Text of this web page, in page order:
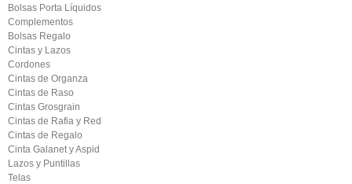
Bolsas Porta Líquidos
Complementos
Bolsas Regalo
Cintas y Lazos
Cordones
Cintas de Organza
Cintas de Raso
Cintas Grosgrain
Cintas de Rafia y Red
Cintas de Regalo
Cinta Galanet y Aspid
Lazos y Puntillas
Telas